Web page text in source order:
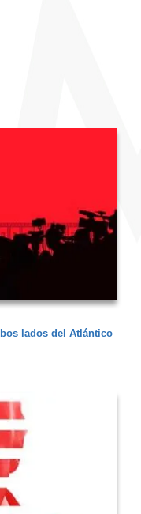
lados del Atlántico